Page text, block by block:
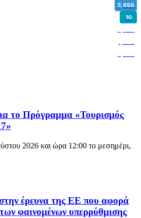
3,656
10
το Πρόγραμμα «Τουρισμός
2026 και ώρα 12:00 το μεσημέρι,
έρευνα της ΕΕ που αφορά
φαινομένων υπερρύθμισης